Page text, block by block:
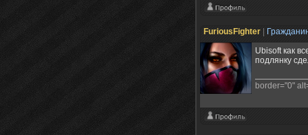
FuriousFighter
Ubisoft как
подлянку
border="0"